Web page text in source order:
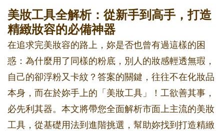
美妝工具全解析：從新手到高手，打造
精緻妝容的必備神器
在追求完美妝容的路上，妳是否也曾有過這樣的困
惑：為什麼用了同樣的粉底，別人的妝感輕透無瑕，
自己的卻浮粉又卡紋？答案的關鍵，往往不在化妝品
本身，而在於妳手上的「美妝工具」！工欲善其事，
必先利其器。本文將帶您全面解析市面上主流的美妝
工具，從基礎用法到進階挑選，幫助妳找到打造精緻